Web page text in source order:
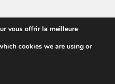
Rights
vous offrir la meilleure
cookies we are using or